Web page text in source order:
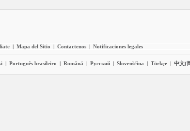
| Mapa del Sitio | Contactenos | Notificaciones legales
| Português brasileiro | Română | Pyccĸий | Slovenščina | Türkçe | 中文(